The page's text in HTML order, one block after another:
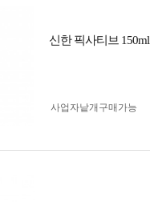
신한 픽사티브 150ml
사업자 낱개구매가능